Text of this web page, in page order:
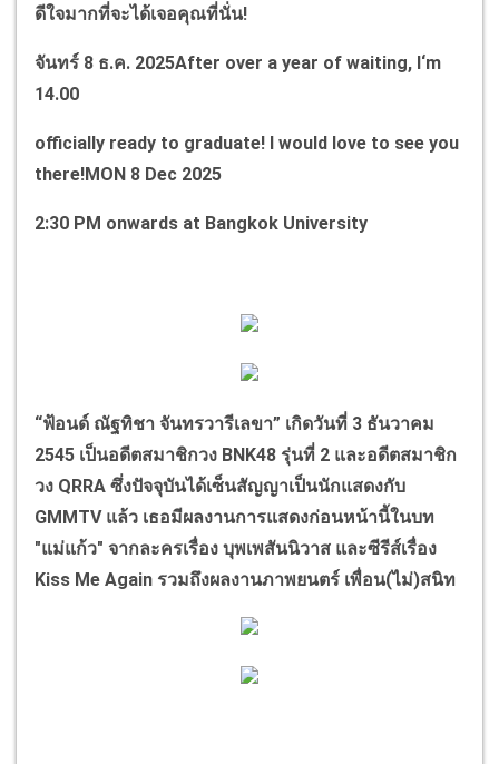
ดีใจมากที่จะได้เจอคุณที่นั่น!
จันทร์ 8 ธ.ค. 2025After over a year of waiting, I‘m
14.00
officially ready to graduate! I would love to see you
there!MON 8 Dec 2025
2:30 PM onwards at Bangkok University
“ฟ้อนด์ ณัฐทิชา จันทรวารีเลขา” เกิดวันที่ 3 ธันวาคม
2545 เป็นอดีตสมาชิกวง BNK48 รุ่นที่ 2 และอดีตสมาชิก
วง QRRA ซึ่งปัจจุบันได้เซ็นสัญญาเป็นนักแสดงกับ
GMMTV แล้ว เธอมีผลงานการแสดงก่อนหน้านี้ในบท
"แม่แก้ว" จากละครเรื่อง บุพเพสันนิวาส และซีรีส์เรื่อง
Kiss Me Again รวมถึงผลงานภาพยนตร์ เพื่อน(ไม่)สนิท